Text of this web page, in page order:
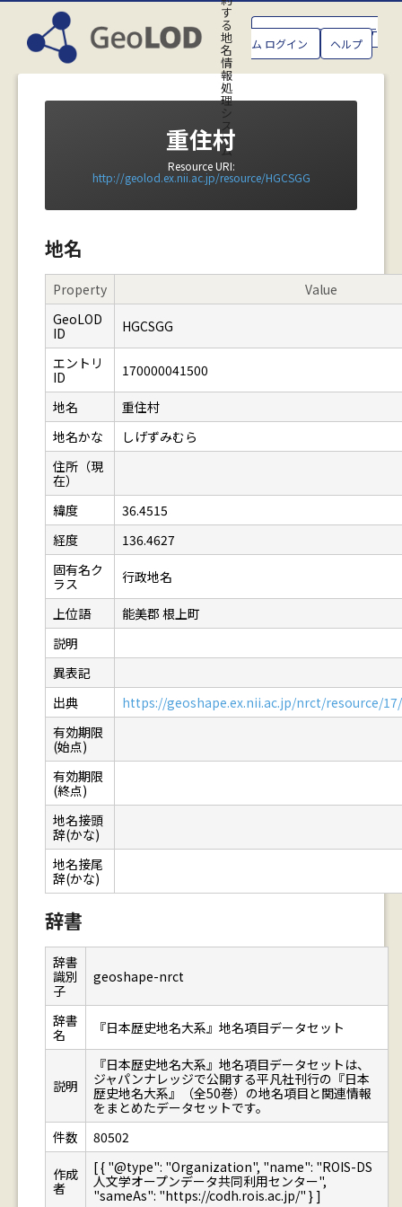
す
る
地
名
情
報
処
理
シ
ス
テ
ム
GeoLOD地名管理システ
ム ログイン ヘルプ
重住村
Resource URI:
http://geolod.ex.nii.ac.jp/resource/HGCSGG
地名
Property
Value
GeoLOD
ID
HGCSGG
エントリ
ID
170000041500
地名
重住村
地名かな
しげずみむら
住所（現
在）
緯度
36.4515
経度
136.4627
固有名ク
ラス
行政地名
上位語
能美郡 根上町
説明
異表記
出典
https://geoshape.ex.nii.ac.jp/nrct/resource/
有効期限
(始点)
有効期限
(終点)
地名接頭
辞(かな)
地名接尾
辞(かな)
辞書
辞書
識別
子
geoshape-nrct
辞書
名
『日本歴史地名大系』地名項目データセット
説明
『日本歴史地名大系』地名項目データセットは、
ジャパンナレッジで公開する平凡社刊行の『日本
歴史地名大系』（全50巻）の地名項目と関連情報
をまとめたデータセットです。
件数
80502
作成
者
[ { "@type": "Organization", "name": "ROIS-DS
人文学オープンデータ共同利用センター",
"sameAs": "https://codh.rois.ac.jp/" } ]